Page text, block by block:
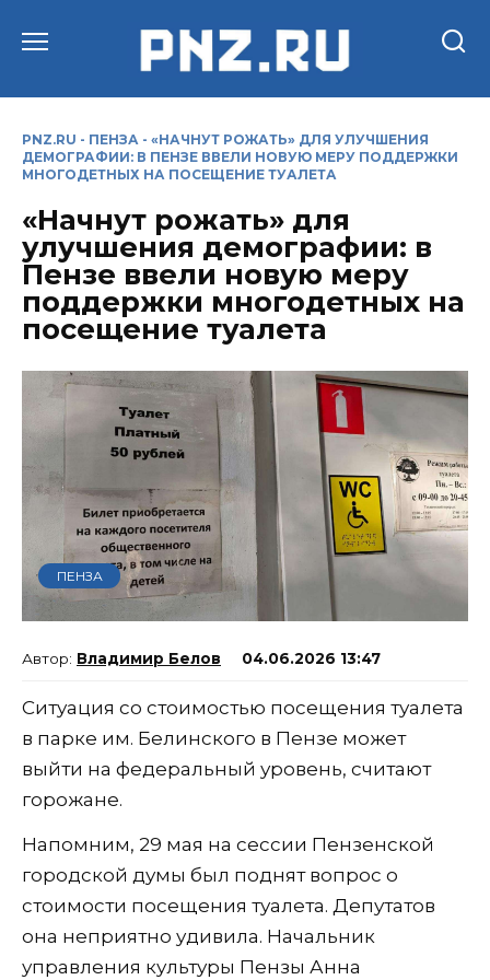
PNZ.RU - ПЕНЗА - «НАЧНУТ РОЖАТЬ» ДЛЯ УЛУЧШЕНИЯ
ДЕМОГРАФИИ: В ПЕНЗЕ ВВЕЛИ НОВУЮ МЕРУ ПОДДЕРЖКИ
МНОГОДЕТНЫХ НА ПОСЕЩЕНИЕ ТУАЛЕТА
«Начнут рожать» для
улучшения демографии: в
Пензе ввели новую меру
поддержки многодетных на
посещение туалета
ПЕНЗА
Владимир Белов 04.06.2026 13:47
Ситуация со стоимостью посещения туалета
в парке им. Белинского в Пензе может
выйти на федеральный уровень, считают
горожане.
Напомним, 29 мая на сессии Пензенской
городской думы был поднят вопрос о
стоимости посещения туалета. Депутатов
она неприятно удивила. Начальник
управления культуры Пензы Анна